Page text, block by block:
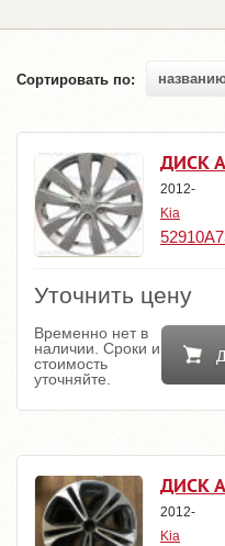
Сортировать по:
ДИСК
2012-
Kia
Уточнить цену
Временно нет в
наличии. Сроки и
стоимость
уточняйте.
ДИСК
2012-
Kia